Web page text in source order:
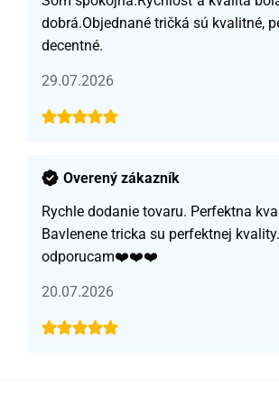
dobrá.Objednané tričká sú kvalitné,
decentné.
29.07.2026
Overený zákazník
Rychle dodanie tovaru. Perfektna
Bavlenene tricka su perfektnej
odporucam❤️❤️❤️
20.07.2026